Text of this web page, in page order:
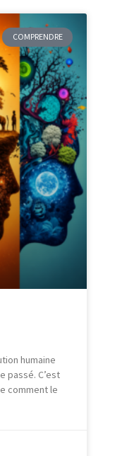
COMPRENDRE
humaine
passé. C’est
comment le